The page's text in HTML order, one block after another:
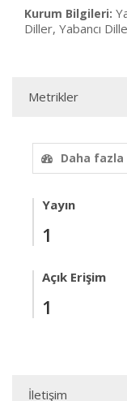
Kurum Bilgileri:
Diller, Yabancı
Metrikler
Daha
Yayın
1
Açık Erişim
1
İletişim